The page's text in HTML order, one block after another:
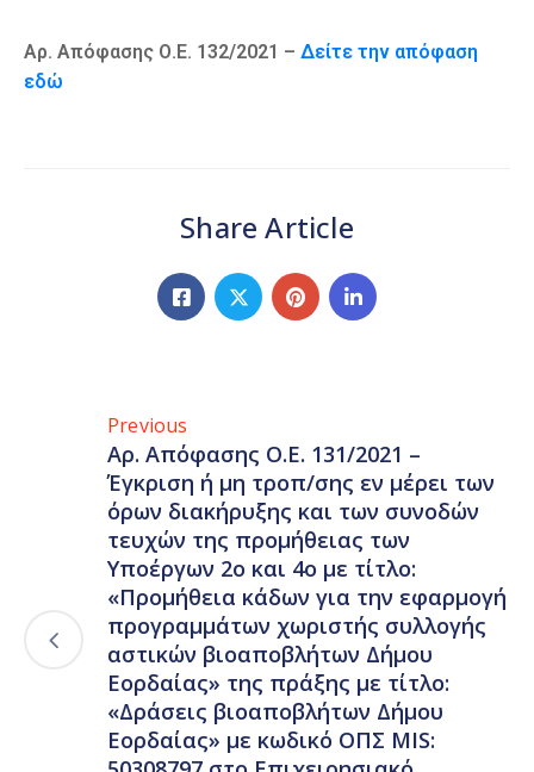
Αρ. Απόφασης Ο.Ε. 132/2021 – Δείτε την απόφαση
εδώ
Share Article
Previous
Αρ. Απόφασης Ο.Ε. 131/2021 –
Έγκριση ή μη τροπ/σης εν μέρει των
όρων διακήρυξης και των συνοδών
τευχών της προμήθειας των
Υποέργων 2ο και 4ο με τίτλο:
«Προμήθεια κάδων για την εφαρμογή
προγραμμάτων χωριστής συλλογής
αστικών βιοαποβλήτων Δήμου
Εορδαίας» της πράξης με τίτλο:
«Δράσεις βιοαποβλήτων Δήμου
Εορδαίας» με κωδικό ΟΠΣ MIS: